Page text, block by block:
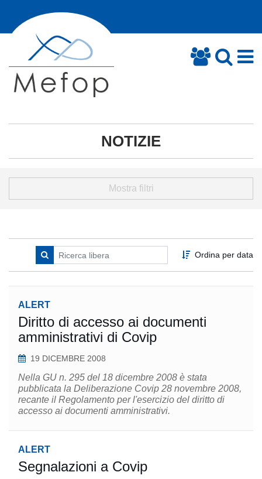
NOTIZIE
Mostra filtri
Ordina per data
ALERT
Diritto di accesso ai documenti
amministrativi di Covip
19 DICEMBRE 2008
Nella GU n. 295 del 18 dicembre 2008 è stata
pubblicata la Deliberazione Covip 28 novembre 2008,
recante il Regolamento per l'esercizio del diritto di
accesso ai documenti amministrativi.
ALERT
Segnalazioni a Covip